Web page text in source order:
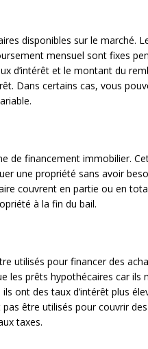
disponibles sur le marché.
mensuel sont fixes
d’intérêt et le montant du
Dans certains cas, vous
de financement immobilier.
une propriété sans avoir
couvrent en partie ou en
à la fin du bail.
utilisés pour financer des
prêts hypothécaires car ils
ont des taux d’intérêt plus
être utilisés pour couvrir
taxes.